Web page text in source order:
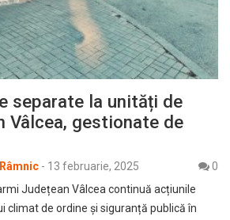
separate la unități de
Vâlcea, gestionate de
- 13 februarie, 2025
0
Județean Vâlcea continuă acțiunile
climat de ordine și siguranță publică în